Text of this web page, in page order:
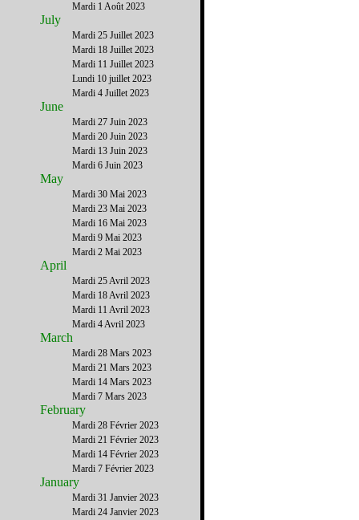
Mardi 1 Août 2023
July
Mardi 25 Juillet 2023
Mardi 18 Juillet 2023
Mardi 11 Juillet 2023
Lundi 10 juillet 2023
Mardi 4 Juillet 2023
June
Mardi 27 Juin 2023
Mardi 20 Juin 2023
Mardi 13 Juin 2023
Mardi 6 Juin 2023
May
Mardi 30 Mai 2023
Mardi 23 Mai 2023
Mardi 16 Mai 2023
Mardi 9 Mai 2023
Mardi 2 Mai 2023
April
Mardi 25 Avril 2023
Mardi 18 Avril 2023
Mardi 11 Avril 2023
Mardi 4 Avril 2023
March
Mardi 28 Mars 2023
Mardi 21 Mars 2023
Mardi 14 Mars 2023
Mardi 7 Mars 2023
February
Mardi 28 Février 2023
Mardi 21 Février 2023
Mardi 14 Février 2023
Mardi 7 Février 2023
January
Mardi 31 Janvier 2023
Mardi 24 Janvier 2023